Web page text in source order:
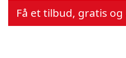
Få et tilbud, gratis